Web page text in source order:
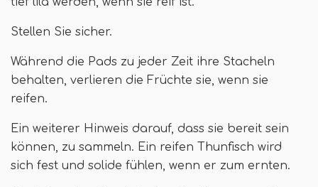
Stellen Sie sicher.
Während die Pads zu jeder Zeit ihre Stacheln
behalten, verlieren die Früchte sie, wenn sie
reifen.
Ein weiterer Hinweis darauf, dass sie bereit sein
können, zu sammeln. Ein reifen Thunfisch wird
sich fest und solide fühlen, wenn er zum ernten.